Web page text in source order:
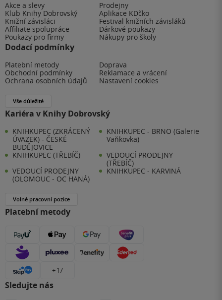
Akce a slevy
Prodejny
Klub Knihy Dobrovský
Aplikace KDčko
Knižní závisláci
Festival knižních závisláků
Affiliate spolupráce
Dárkové poukazy
Poukazy pro firmy
Nákupy pro školy
Dodací podmínky
Platební metody
Doprava
Obchodní podmínky
Reklamace a vrácení
Ochrana osobních údajů
Nastavení cookies
Vše důležité
Kariéra v Knihy Dobrovský
KNIHKUPEC (ZKRÁCENÝ
ÚVAZEK) - ČESKÉ
BUDĚJOVICE
KNIHKUPEC - BRNO (Galerie
Vaňkovka)
KNIHKUPEC (TŘEBÍČ)
VEDOUCÍ PRODEJNY
(TŘEBÍČ)
VEDOUCÍ PRODEJNY
(OLOMOUC - OC HANÁ)
KNIHKUPEC - KARVINÁ
Volné pracovní pozice
Platební metody
+ 17
Sledujte nás